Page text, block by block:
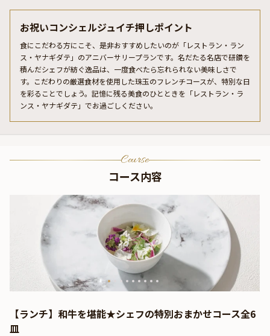
お祝いコンシェルジュイチ押しポイント
食にこだわる方にこそ、是非おすすめしたいのが「レストラン・ラン
ス・ヤナギダテ」のアニバーサリープランです。名だたる名店で研鑽を
積んだシェフが紡ぐ逸品は、一度食べたら忘れられない美味しさで
す。こだわりの厳選食材を使用した珠玉のフレンチコースが、特別な日
を彩ることでしょう。記憶に残る美食のひとときを「レストラン・ラ
ンス・ヤナギダテ」でお過ごしください。
Course
コース内容
【ランチ】和牛を堪能★シェフの特別おまかせコース全6
皿